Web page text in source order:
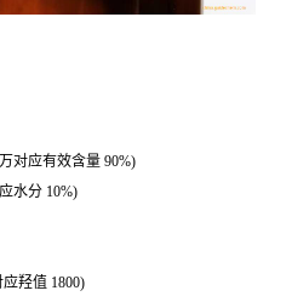
对应有效含量 90%)
水分 10%)
应羟值 1800)